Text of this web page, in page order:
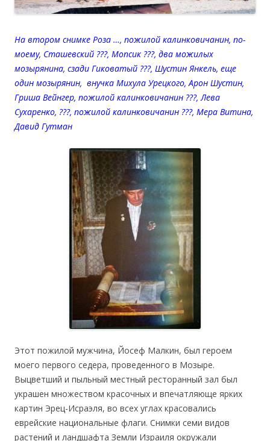
На втором снимке Роза …, пожилой калинковичанин, по-
моему, Сташевский ???, Мопсик ???, два можилых
мозырянина, сзади Гиковатый ???, Шустин Янкель, еще
один мозырянин, внучка Михула Урецкого, Арон Шустин,
Гриша Вейнгер, пожилой калинковичанин ???, Лева
Сухаренко, ???, пожилой калинковичанин ???, Мера Витина,
Давид Гутман
Этот пожилой мужчина, Йосеф Малкин, был героем
моего первого седера, проведенного в Мозыре.
Выцветший и пыльный местный ресторанный зал был
украшен множеством красочных и впечатляюще ярких
картин Эрец-Исраэля, во всех углах красовались
еврейские национальные флаги. Снимки семи видов
растений и ландшафта Земли Израиля окружали